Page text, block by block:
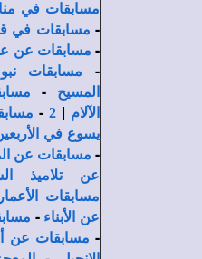
مسابقات في
- مسابقات في
- مسابقات عن
-
مسابقات
المسيح
-
الآلام |
2
-
يسوع في
- مسابقات عن
عن تلاميذ
مسابقات الأعمار
عن الأبناء -
- مسابقات عن